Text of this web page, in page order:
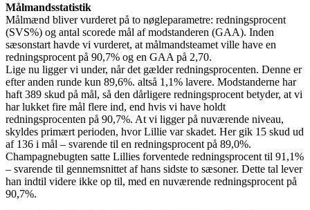
Målmandsstatistik
Målmænd bliver vurderet på to nøgleparametre: redningsprocent
(SVS%) og antal scorede mål af modstanderen (GAA). Inden
sæsonstart havde vi vurderet, at målmandsteamet ville have en
redningsprocent på 90,7% og en GAA på 2,70.
Lige nu ligger vi under, når det gælder redningsprocenten. Denne er
efter anden runde kun 89,6%. altså 1,1% lavere. Modstanderne har
haft 389 skud på mål, så den dårligere redningsprocent betyder, at vi
har lukket fire mål flere ind, end hvis vi have holdt
redningsprocenten på 90,7%. At vi ligger på nuværende niveau,
skyldes primært perioden, hvor Lillie var skadet. Her gik 15 skud ud
af 136 i mål – svarende til en redningsprocent på 89,0%.
Champagnebugten satte Lillies forventede redningsprocent til 91,1%
– svarende til gennemsnittet af hans sidste to sæsoner. Dette tal lever
han indtil videre ikke op til, med en nuværende redningsprocent på
90,7%.